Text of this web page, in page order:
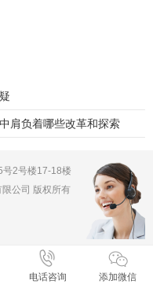
肩负着哪些改革和探索
号2号楼17-18楼
公司 版权所有
电话咨询 添加微信